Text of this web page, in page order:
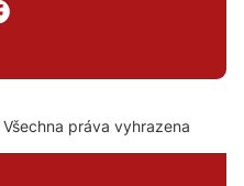
Všechna práva vyhrazena